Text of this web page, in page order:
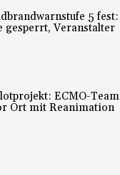
5 fest:
gesperrt, Veranstalter
ECMO-Team
Ort mit Reanimation